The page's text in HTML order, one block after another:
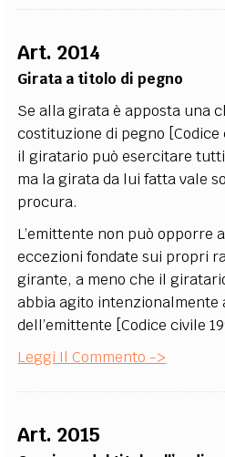
Art. 2014
Girata a titolo di pegno
Se alla girata è apposta una
costituzione di pegno [Codice
il giratario può esercitare
ma la girata da lui fatta vale
procura.
L’emittente non può opporre
eccezioni fondate sui propri
girante, a meno che il
abbia agito intenzionalmente
dell’emittente [Codice civile
Leggi Il Commento ->
Art. 2015